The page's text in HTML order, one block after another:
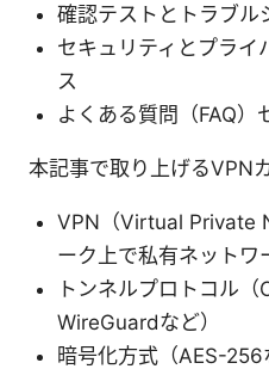
確認テストとトラブル
セキュリティとプライ
ス
よくある質問（FAQ）
本記事で取り上げるVPN
VPN（Virtual Private
ーク上で私有ネットワ
トンネルプロトコル
WireGuardなど）
暗号化方式（AES-256